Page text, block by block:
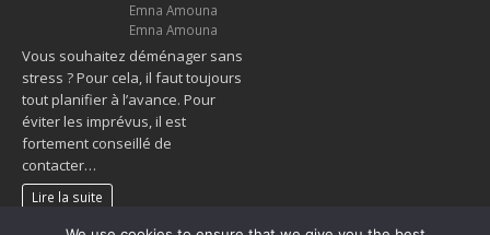
Emna Amouna
Emna Amouna
Vous souhaitez déménager sans
stress ? Pour cela, il faut toujours
tout planifier à l’avance. Pour
éviter les imprévus, il est
fortement conseillé de
contacter…
Lire la suite